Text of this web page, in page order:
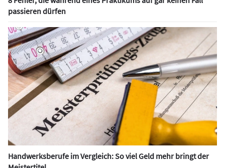
passieren dürfen
Handwerksberufe im Vergleich: So viel Geld mehr bringt der